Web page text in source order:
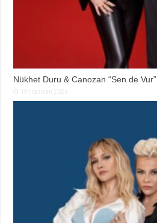
Nükhet Duru & Canozan “Sen de Vur”